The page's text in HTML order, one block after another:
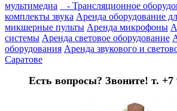
мультимедиа
- Трансляционное
комплекты звука Аренда оборудование
микшерные пульты Аренда микрофоны
системы Аренда световое оборудование
оборудования Аренда звукового и
Саратове
Есть вопросы? Звоните! т. +7